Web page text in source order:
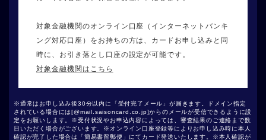
対象金融機関のオンライン口座（インターネットバンキ
ング対応口座）をお持ちの方は、カードお申し込みと同
時に、お引き落とし口座の設定が可能です。
対象金融機関はこちら
※通常はお申し込み後30分以内に「受付完了メール」が届きます。ドメイン指定
されている場合には[@mail.saisoncard.co.jp]からのメールが受信できるように設
定をお願いします。※受付状況やお申込内容によっては、審査結果のご連絡まで数
日いただく場合がございます。※オンライン口座登録等によりお申し込み時に本人
確認が完了した場合は「簡易書留郵便」にてカード発送いたします。※本人確認が